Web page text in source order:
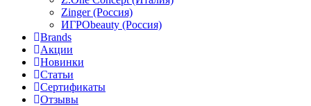
Zinger (Россия)
ИГРОbeauty (Россия)
Brands
Акции
Новинки
Статьи
Сертификаты
Отзывы